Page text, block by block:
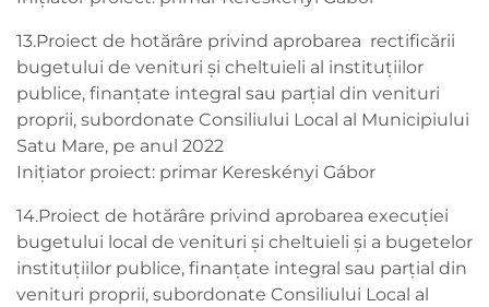
13.Proiect de hotărâre privind aprobarea rectificării
bugetului de venituri şi cheltuieli al instituţiilor
publice, finanţate integral sau parţial din venituri
proprii, subordonate Consiliului Local al Municipiului
Satu Mare, pe anul 2022
Inițiator proiect: primar Kereskényi Gábor
14.Proiect de hotărâre privind aprobarea execuţiei
bugetului local de venituri şi cheltuieli şi a bugetelor
instituţiilor publice, finanţate integral sau parţial din
venituri proprii, subordonate Consiliului Local al